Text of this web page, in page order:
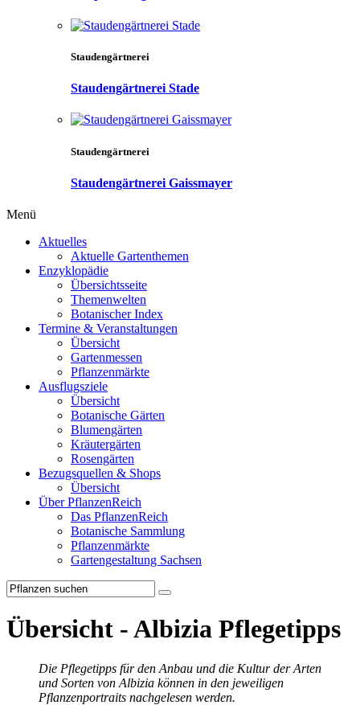
Staudengärtnerei
Staudengärtnerei Stade
Staudengärtnerei
Staudengärtnerei Gaissmayer
Menü
Aktuelles
Aktuelle Gartenthemen
Enzyklopädie
Übersichtsseite
Themenwelten
Botanischer Index
Termine & Veranstaltungen
Übersicht
Gartenmessen
Pflanzenmärkte
Ausflugsziele
Übersicht
Botanische Gärten
Blumengärten
Kräutergärten
Rosengärten
Bezugsquellen & Shops
Übersicht
Über PflanzenReich
Das PflanzenReich
Botanische Sammlung
Pflanzenmärkte
Gartengestaltung Sachsen
Übersicht - Albizia Pflegetipps
Die Pflegetipps für den Anbau und die Kultur der Arten
und Sorten von Albizia können in den jeweiligen
Pflanzenportraits nachgelesen werden.